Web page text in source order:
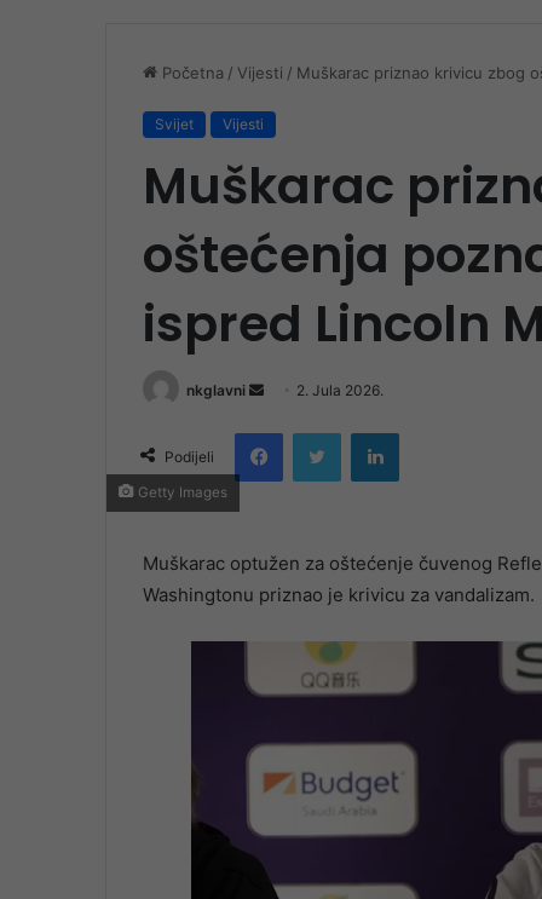
Početna / Vijesti / Muškarac priznao krivicu zbog
Svijet Vijesti
Muškarac
oštećenja
ispred Lincoln
nkglavni
Send
email
2. Jula 2026.
Podijeli
FacebookTwitter LinkedIn
Getty Images
Muškarac optužen za oštećenje čuvenog
Washingtonu priznao je krivicu za vandalizam.